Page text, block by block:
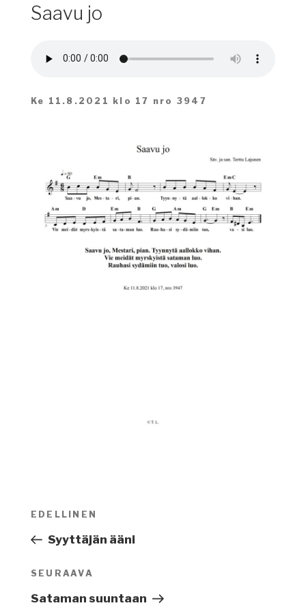
Saavu jo
Ke 11.8.2021 klo 17 nro 3947
Artikkelien
Edellinen
artikkeli
EDELLINEN
Syyttäjän ääni
Seuraava
artikkeli
SEURAAVA
Sataman suuntaan